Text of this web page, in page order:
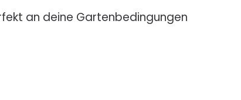
an deine Gartenbedingungen